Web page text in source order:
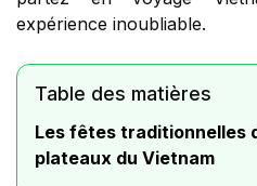
expérience inoubliable.
Table des matières
Les fêtes traditionnelles
plateaux du Vietnam